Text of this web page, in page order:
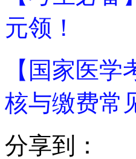
元领！
【国家医
核与缴费常
分享到：